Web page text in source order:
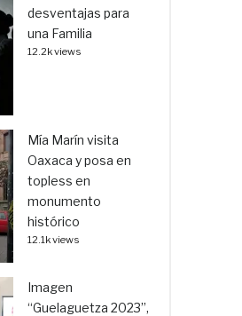
desventajas para
una Familia
12.2k views
Mía Marín visita
Oaxaca y posa en
topless en
monumento
histórico
12.1k views
Imagen
“Guelaguetza 2023”,